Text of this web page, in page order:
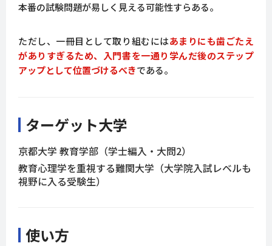
本番の試験問題が易しく見える可能性すらある。
ただし、一冊目として取り組むにはあまりにも歯ごたえ
がありすぎるため、入門書を一通り学んだ後のステップ
アップとして位置づけるべきである。
ターゲット大学
京都大学 教育学部（学士編入・大問2）
教育心理学を重視する難関大学（大学院入試レベルも
視野に入る受験生）
使い方